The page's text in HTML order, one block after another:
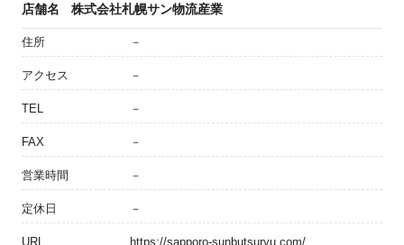
店舗名 株式会社札幌サン物流産業
住所 －
アクセス －
TEL －
FAX －
営業時間 －
定休日 －
URL https://sapporo-sunbutsuryu.com/